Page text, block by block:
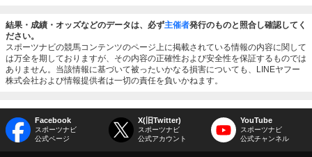
結果・成績・オッズなどのデータは、必ず主催者発行のものと照合し確認してく
ださい。
スポーツナビの競馬コンテンツのページ上に掲載されている情報の内容に関して
は万全を期しておりますが、その内容の正確性および安全性を保証するものでは
ありません。当該情報に基づいて被ったいかなる損害についても、LINEヤフー
株式会社および情報提供者は一切の責任を負いかねます。
Facebook
スポーツナビ
公式ページ
X(旧Twitter)
スポーツナビ
公式アカウント
YouTube
スポーツナビ
公式チャンネル